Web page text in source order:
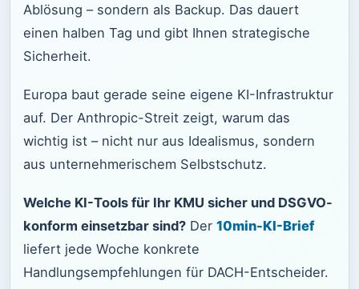
Ablösung – sondern als Backup. Das dauert
einen halben Tag und gibt Ihnen strategische
Sicherheit.
Europa baut gerade seine eigene KI-Infrastruktur
auf. Der Anthropic-Streit zeigt, warum das
wichtig ist – nicht nur aus Idealismus, sondern
aus unternehmerischem Selbstschutz.
Welche KI-Tools für Ihr KMU sicher und DSGVO-
konform einsetzbar sind? Der 10min-KI-Brief
liefert jede Woche konkrete
Handlungsempfehlungen für DACH-Entscheider.